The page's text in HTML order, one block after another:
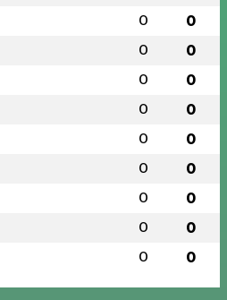
0 0
0 0
0 0
0 0
0 0
0 0
0 0
0 0
0 0